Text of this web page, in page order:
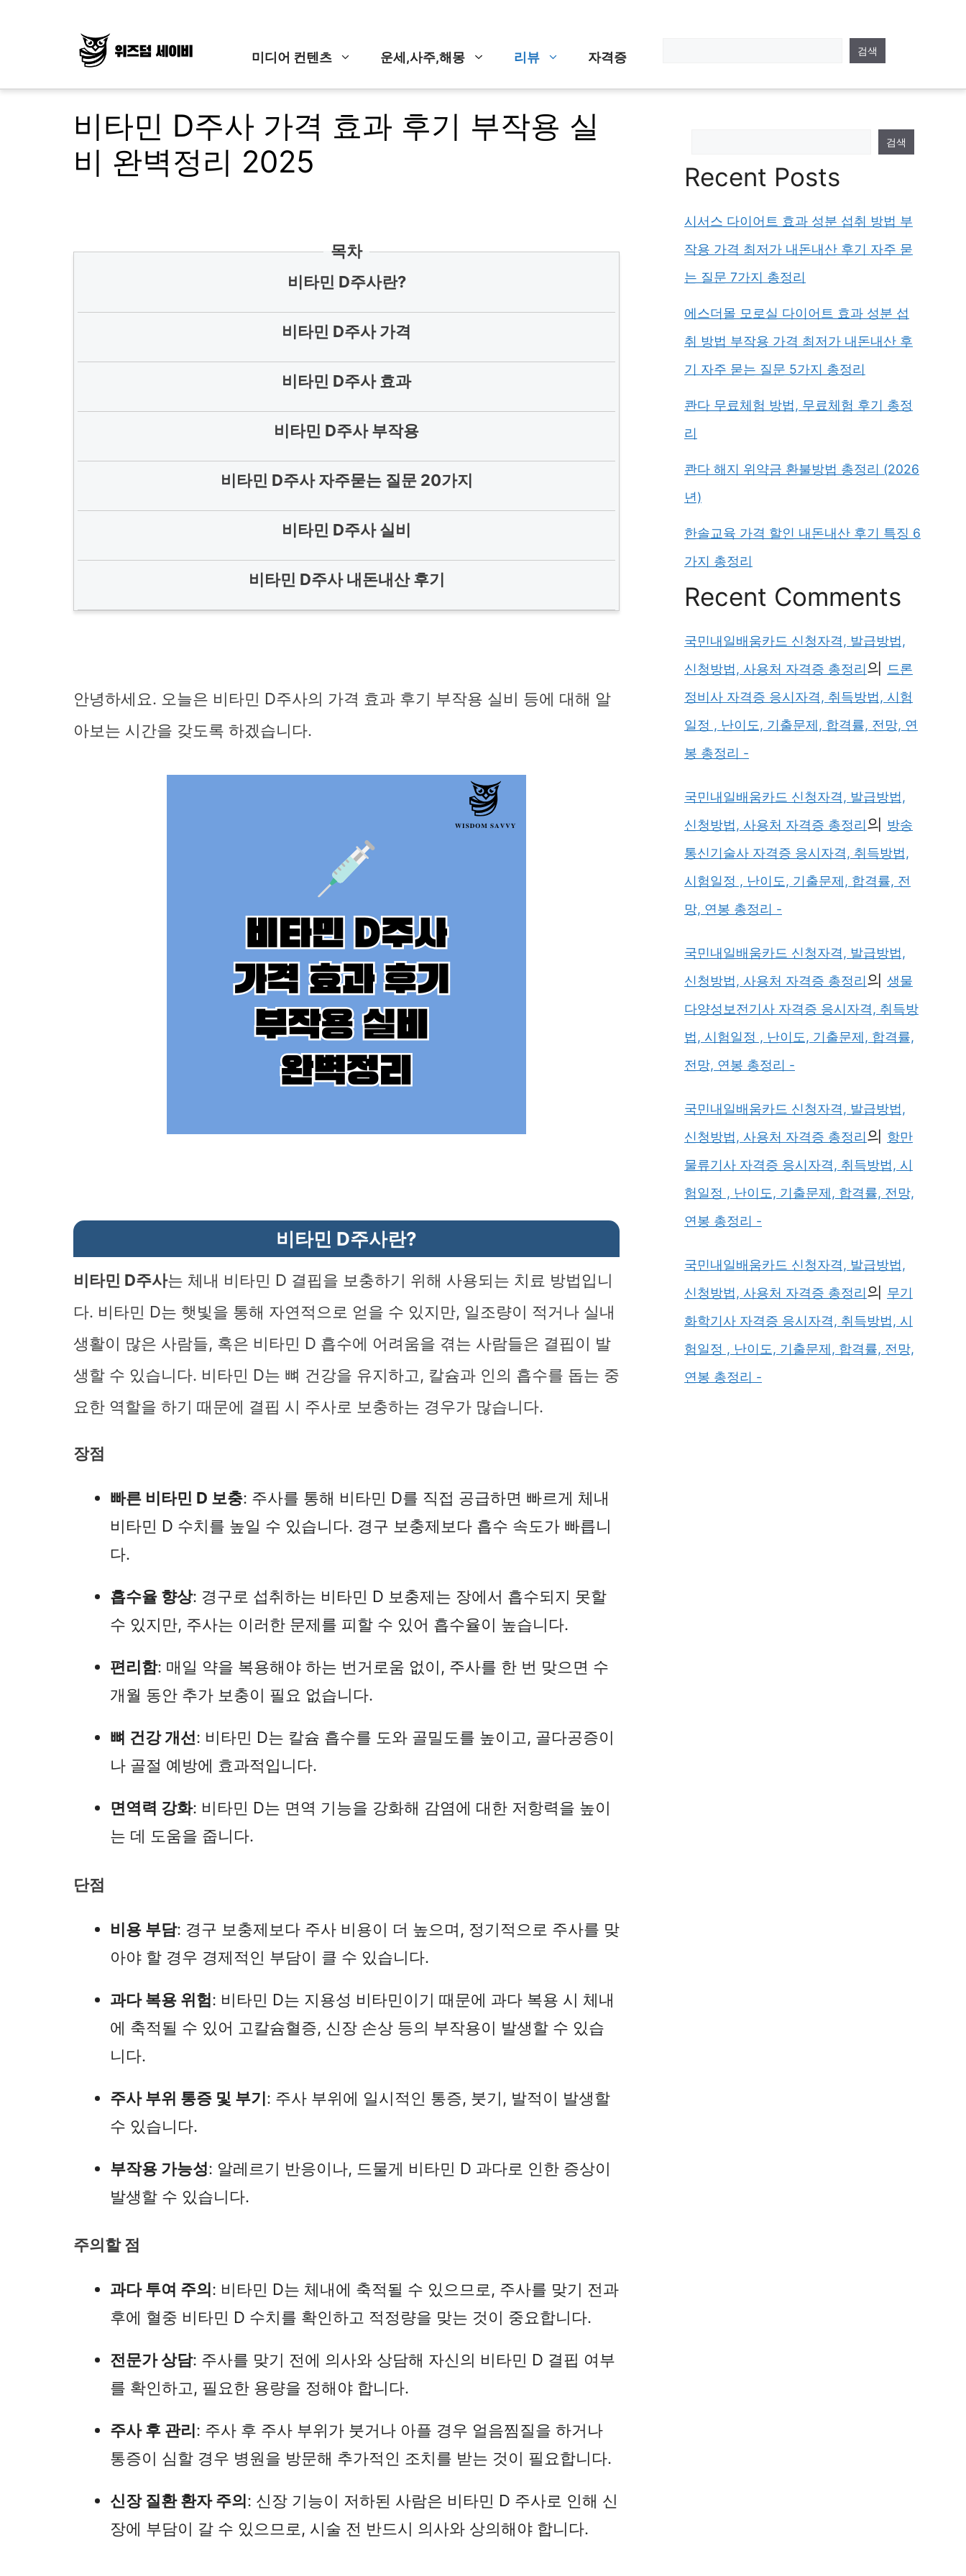
미디어 컨텐츠 운세,사주,해몽 리뷰 자격증 검색
비타민 D주사 가격 효과 후기 부작용 실
비 완벽정리 2025
목차
비타민 D주사란?
비타민 D주사 가격
비타민 D주사 효과
비타민 D주사 부작용
비타민 D주사 자주묻는 질문 20가지
비타민 D주사 실비
비타민 D주사 내돈내산 후기
안녕하세요. 오늘은 비타민 D주사의 가격 효과 후기 부작용 실비 등에 대해 알
아보는 시간을 갖도록 하겠습니다.
비타민 D주사란?
비타민 D주사는 체내 비타민 D 결핍을 보충하기 위해 사용되는 치료 방법입니
다. 비타민 D는 햇빛을 통해 자연적으로 얻을 수 있지만, 일조량이 적거나 실내
생활이 많은 사람들, 혹은 비타민 D 흡수에 어려움을 겪는 사람들은 결핍이 발
생할 수 있습니다. 비타민 D는 뼈 건강을 유지하고, 칼슘과 인의 흡수를 돕는 중
요한 역할을 하기 때문에 결핍 시 주사로 보충하는 경우가 많습니다.
장점
빠른 비타민 D 보충: 주사를 통해 비타민 D를 직접 공급하면 빠르게 체내
비타민 D 수치를 높일 수 있습니다. 경구 보충제보다 흡수 속도가 빠릅니
다.
흡수율 향상: 경구로 섭취하는 비타민 D 보충제는 장에서 흡수되지 못할
수 있지만, 주사는 이러한 문제를 피할 수 있어 흡수율이 높습니다.
편리함: 매일 약을 복용해야 하는 번거로움 없이, 주사를 한 번 맞으면 수
개월 동안 추가 보충이 필요 없습니다.
뼈 건강 개선: 비타민 D는 칼슘 흡수를 도와 골밀도를 높이고, 골다공증이
나 골절 예방에 효과적입니다.
면역력 강화: 비타민 D는 면역 기능을 강화해 감염에 대한 저항력을 높이
는 데 도움을 줍니다.
단점
비용 부담: 경구 보충제보다 주사 비용이 더 높으며, 정기적으로 주사를 맞
아야 할 경우 경제적인 부담이 클 수 있습니다.
과다 복용 위험: 비타민 D는 지용성 비타민이기 때문에 과다 복용 시 체내
에 축적될 수 있어 고칼슘혈증, 신장 손상 등의 부작용이 발생할 수 있습
니다.
주사 부위 통증 및 부기: 주사 부위에 일시적인 통증, 붓기, 발적이 발생할
수 있습니다.
부작용 가능성: 알레르기 반응이나, 드물게 비타민 D 과다로 인한 증상이
발생할 수 있습니다.
주의할 점
과다 투여 주의: 비타민 D는 체내에 축적될 수 있으므로, 주사를 맞기 전과
후에 혈중 비타민 D 수치를 확인하고 적정량을 맞는 것이 중요합니다.
전문가 상담: 주사를 맞기 전에 의사와 상담해 자신의 비타민 D 결핍 여부
를 확인하고, 필요한 용량을 정해야 합니다.
주사 후 관리: 주사 후 주사 부위가 붓거나 아플 경우 얼음찜질을 하거나
통증이 심할 경우 병원을 방문해 추가적인 조치를 받는 것이 필요합니다.
신장 질환 환자 주의: 신장 기능이 저하된 사람은 비타민 D 주사로 인해 신
장에 부담이 갈 수 있으므로, 시술 전 반드시 의사와 상의해야 합니다.
검색
Recent Posts
시서스 다이어트 효과 성분 섭취 방법 부
작용 가격 최저가 내돈내산 후기 자주 묻
는 질문 7가지 총정리
에스더몰 모로실 다이어트 효과 성분 섭
취 방법 부작용 가격 최저가 내돈내산 후
기 자주 묻는 질문 5가지 총정리
콴다 무료체험 방법, 무료체험 후기 총정
리
콴다 해지 위약금 환불방법 총정리 (2026
년)
한솔교육 가격 할인 내돈내산 후기 특징 6
가지 총정리
Recent Comments
국민내일배움카드 신청자격, 발급방법,
신청방법, 사용처 자격증 총정리의 드론
정비사 자격증 응시자격, 취득방법, 시험
일정 , 난이도, 기출문제, 합격률, 전망, 연
봉 총정리 -
국민내일배움카드 신청자격, 발급방법,
신청방법, 사용처 자격증 총정리의 방송
통신기술사 자격증 응시자격, 취득방법,
시험일정 , 난이도, 기출문제, 합격률, 전
망, 연봉 총정리 -
국민내일배움카드 신청자격, 발급방법,
신청방법, 사용처 자격증 총정리의 생물
다양성보전기사 자격증 응시자격, 취득방
법, 시험일정 , 난이도, 기출문제, 합격률,
전망, 연봉 총정리 -
국민내일배움카드 신청자격, 발급방법,
신청방법, 사용처 자격증 총정리의 항만
물류기사 자격증 응시자격, 취득방법, 시
험일정 , 난이도, 기출문제, 합격률, 전망,
연봉 총정리 -
국민내일배움카드 신청자격, 발급방법,
신청방법, 사용처 자격증 총정리의 무기
화학기사 자격증 응시자격, 취득방법, 시
험일정 , 난이도, 기출문제, 합격률, 전망,
연봉 총정리 -